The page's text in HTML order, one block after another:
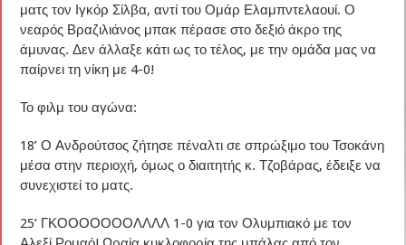
ματς τον Ιγκόρ Σίλβα, αντί του Ομάρ Ελαμπντελαουί. Ο
νεαρός Βραζιλιάνος μπακ πέρασε στο δεξιό άκρο της
άμυνας. Δεν άλλαξε κάτι ως το τέλος, με την ομάδα μας να
παίρνει τη νίκη με 4-0!
Το φιλμ του αγώνα:
18’ Ο Ανδρούτσος ζήτησε πέναλτι σε σπρώξιμο του Τσοκάνη
μέσα στην περιοχή, όμως ο διαιτητής κ. Τζοβάρας, έδειξε να
συνεχιστεί το ματς.
25’ ΓΚΟΟΟΟΟΟΟΛΛΛΛ 1-0 για τον Ολυμπιακό με τον